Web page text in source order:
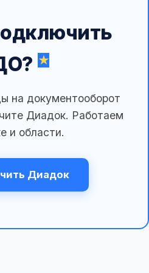
на документооборот
Диадок. Работаем
и области.
Диадок